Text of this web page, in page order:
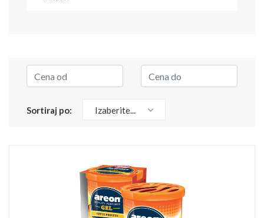
Sortiraj po: Izaberite...